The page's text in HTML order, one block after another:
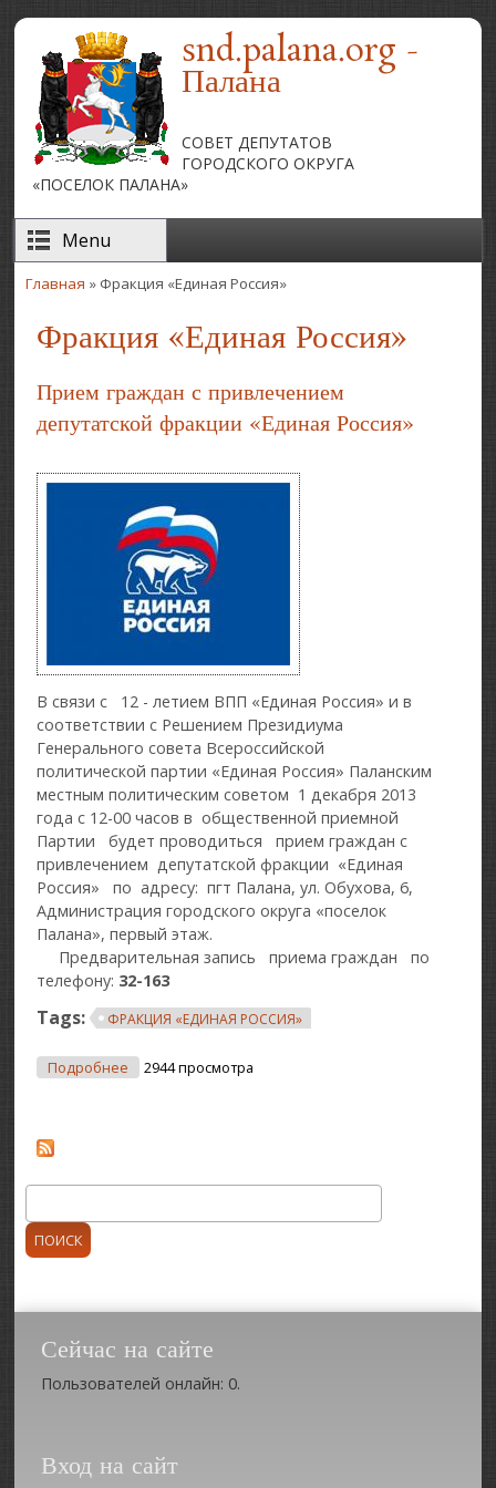
Перейти к основному содержаниюsnd.palana.org -
Палана
СОВЕТ ДЕПУТАТОВ
ГОРОДСКОГО ОКРУГА
«ПОСЕЛОК ПАЛАНА»
Menu
Главная » Фракция «Единая Россия»
Фракция «Единая Россия»
Прием граждан с привлечением
депутатской фракции «Единая Россия»
В связи с 12 - летием ВПП «Единая Россия» и в
соответствии с Решением Президиума
Генерального совета Всероссийской
политической партии «Единая Россия» Паланским
местным политическим советом 1 декабря 2013
года с 12-00 часов в общественной приемной
Партии будет проводиться прием граждан с
привлечением депутатской фракции «Единая
Россия» по адресу: пгт Палана, ул. Обухова, 6,
Администрация городского округа «поселок
Палана», первый этаж.
Предварительная запись приема граждан по
телефону: 32-163
Tags: ФРАКЦИЯ «ЕДИНАЯ РОССИЯ»
Подробнее О Прием Граждан С Привлечением Депутатской
2944 просмотра
Форма поиска
Сейчас на сайте
Пользователей онлайн: 0.
Вход на сайт